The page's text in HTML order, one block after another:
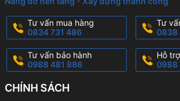
Tư vấn mua hàng
0834 731 486
Tư
0838
Tư vấn bảo hành
0988 481 886
Hỗ
0988
CHÍNH SÁCH